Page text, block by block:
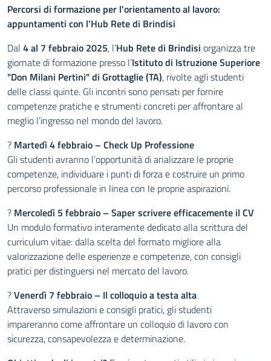
Percorsi di formazione per l'orientamento al lavoro:
appuntamenti con l’Hub Rete di Brindisi
Dal 4 al 7 febbraio 2025, l’Hub Rete di Brindisi organizza tre
giornate di formazione presso l’Istituto di Istruzione Superiore
"Don Milani Pertini" di Grottaglie (TA), rivolte agli studenti
delle classi quinte. Gli incontri sono pensati per fornire
competenze pratiche e strumenti concreti per affrontare al
meglio l’ingresso nel mondo del lavoro.
? Martedì 4 febbraio – Check Up Professione
Gli studenti avranno l’opportunità di analizzare le proprie
competenze, individuare i punti di forza e costruire un primo
percorso professionale in linea con le proprie aspirazioni.
? Mercoledì 5 febbraio – Saper scrivere efficacemente il CV
Un modulo formativo interamente dedicato alla scrittura del
curriculum vitae: dalla scelta del formato migliore alla
valorizzazione delle esperienze e competenze, con consigli
pratici per distinguersi nel mercato del lavoro.
?Venerdì 7 febbraio – Il colloquio a testa alta
Attraverso simulazioni e consigli pratici, gli studenti
impareranno come affrontare un colloquio di lavoro con
sicurezza, consapevolezza e determinazione.